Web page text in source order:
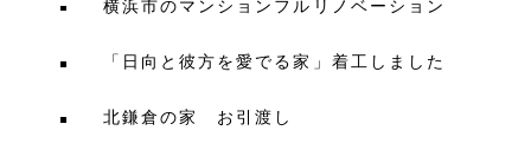
横浜市のマンションフルリノベーション
「日向と彼方を愛でる家」着工しました
北鎌倉の家 お引渡し